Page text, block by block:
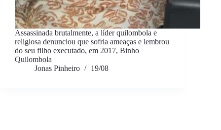
Assassinada brutalmente, a líder quilombola e
religiosa denunciou que sofria ameaças e lembrou
do seu filho executado, em 2017, Binho
Quilombola
Jonas Pinheiro
19/08